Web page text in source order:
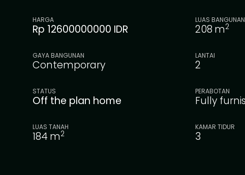
HARGA
Rp 12600000000 IDR
LUAS BANGUNAN
208 m2
GAYA BANGUNAN
Contemporary
LANTAI
2
STATUS
Off the plan home
PERABOTAN
Fully
LUAS TANAH
184 m2
KAMAR TIDUR
3